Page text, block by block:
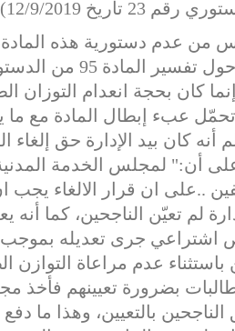
من عدم دستورية هذه
بهذه المادة متصل
كان بحجة انعدام التوزان
عبء إبطال المادة مع
أن:" لمجلس الخدمة المدنية
..على ان قرار الالغاء يجب
لم تعيّن الناجحين، كما
اشتراعي جرى تعديله بموجب
عدم مراعاة التوازن
بضرورة تعيينهم فأخذ
بالتعيين، وهذا ما